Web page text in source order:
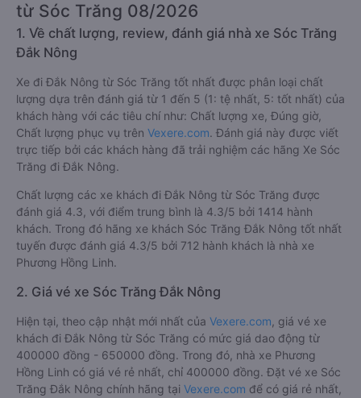
từ Sóc Trăng 08/2026
1. Về chất lượng, review, đánh giá nhà xe Sóc Trăng
Đắk Nông
Xe đi Đắk Nông từ Sóc Trăng tốt nhất được phân loại chất
lượng dựa trên đánh giá từ 1 đến 5 (1: tệ nhất, 5: tốt nhất) của
khách hàng với các tiêu chí như: Chất lượng xe, Đúng giờ,
Chất lượng phục vụ trên Vexere.com. Đánh giá này được viết
trực tiếp bởi các khách hàng đã trải nghiệm các hãng Xe Sóc
Trăng đi Đắk Nông.
Chất lượng các xe khách đi Đắk Nông từ Sóc Trăng được
đánh giá 4.3, với điểm trung bình là 4.3/5 bởi 1414 hành
khách. Trong đó hãng xe khách Sóc Trăng Đắk Nông tốt nhất
tuyến được đánh giá 4.3/5 bởi 712 hành khách là nhà xe
Phương Hồng Linh.
2. Giá vé xe Sóc Trăng Đắk Nông
Hiện tại, theo cập nhật mới nhất của Vexere.com , giá vé xe
khách đi Đắk Nông từ Sóc Trăng có mức giá dao động từ
400000 đồng - 650000 đồng. Trong đó, nhà xe Phương
Hồng Linh có giá vé rẻ nhất, chỉ 400000 đồng. Đặt vé xe Sóc
Trăng Đắk Nông chính hãng tại Vexere.com để có giá rẻ nhất,